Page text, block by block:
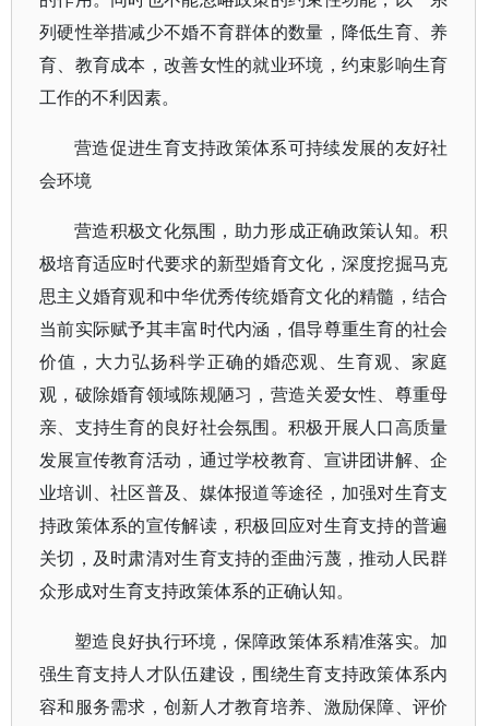
列硬性举措减少不婚不育群体的数量，降低生育、养
育、教育成本，改善女性的就业环境，约束影响生育
工作的不利因素。
营造促进生育支持政策体系可持续发展的友好社
会环境
营造积极文化氛围，助力形成正确政策认知。积
极培育适应时代要求的新型婚育文化，深度挖掘马克
思主义婚育观和中华优秀传统婚育文化的精髓，结合
当前实际赋予其丰富时代内涵，倡导尊重生育的社会
价值，大力弘扬科学正确的婚恋观、生育观、家庭
观，破除婚育领域陈规陋习，营造关爱女性、尊重母
亲、支持生育的良好社会氛围。积极开展人口高质量
发展宣传教育活动，通过学校教育、宣讲团讲解、企
业培训、社区普及、媒体报道等途径，加强对生育支
持政策体系的宣传解读，积极回应对生育支持的普遍
关切，及时肃清对生育支持的歪曲污蔑，推动人民群
众形成对生育支持政策体系的正确认知。
塑造良好执行环境，保障政策体系精准落实。加
强生育支持人才队伍建设，围绕生育支持政策体系内
容和服务需求，创新人才教育培养、激励保障、评价